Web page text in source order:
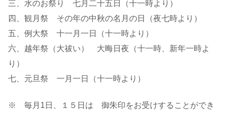
三、水のお祭り 七月二十五日（十一時より）
四、観月祭 その年の中秋の名月の日（夜七時より）
五、例大祭 十一月一日（十一時より）
六、越年祭（大祓い） 大晦日夜（十一時、新年一時よ
り）
七、元旦祭 一月一日（十一時より）
※ 毎月1日、１５日は 御朱印をお受けすることができ